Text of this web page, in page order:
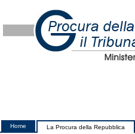
Home La Procura della Repubblica